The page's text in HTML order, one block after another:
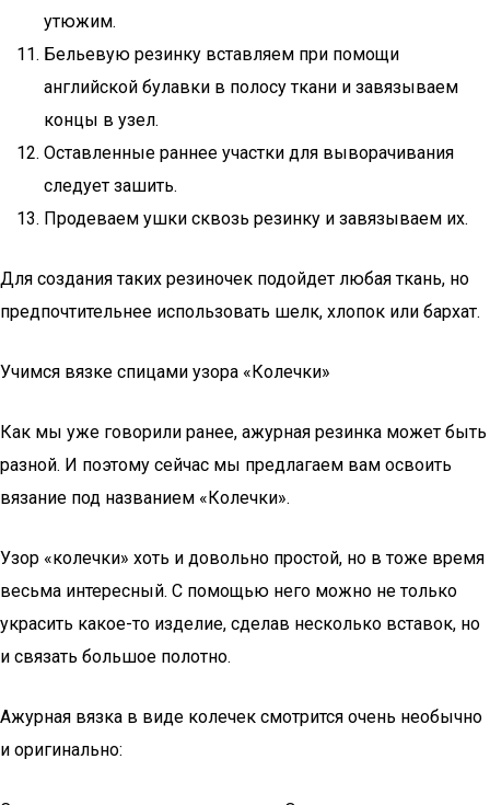
утюжим.
Бельевую резинку вставляем при помощи
английской булавки в полосу ткани и завязываем
концы в узел.
Оставленные раннее участки для выворачивания
следует зашить.
Продеваем ушки сквозь резинку и завязываем их.
Для создания таких резиночек подойдет любая ткань, но
предпочтительнее использовать шелк, хлопок или бархат.
Учимся вязке спицами узора «Колечки»
Как мы уже говорили ранее, ажурная резинка может быть
разной. И поэтому сейчас мы предлагаем вам освоить
вязание под названием «Колечки».
Узор «колечки» хоть и довольно простой, но в тоже время
весьма интересный. С помощью него можно не только
украсить какое-то изделие, сделав несколько вставок, но
и связать большое полотно.
Ажурная вязка в виде колечек смотрится очень необычно
и оригинально: